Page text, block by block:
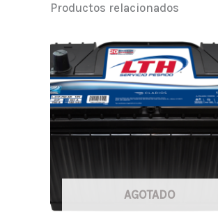
Productos relacionados
AGOTADO